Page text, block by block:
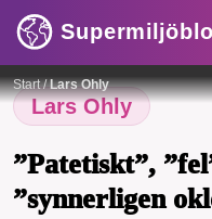
OMRÅDEN
MILJÖFAKTA
OM OSS
Start/Lars Ohly
Lars Ohly
”Patetiskt”,
”synnerligen